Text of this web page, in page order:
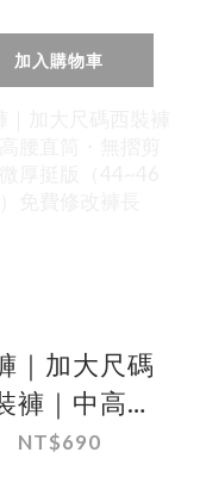
44,46吋）免
修改褲長
加入購物車
｜加大尺碼
褲｜中高腰
筒・無摺剪
NT$690